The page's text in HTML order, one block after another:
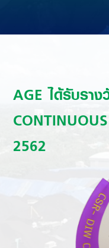
AGE ได้รับรา
2562